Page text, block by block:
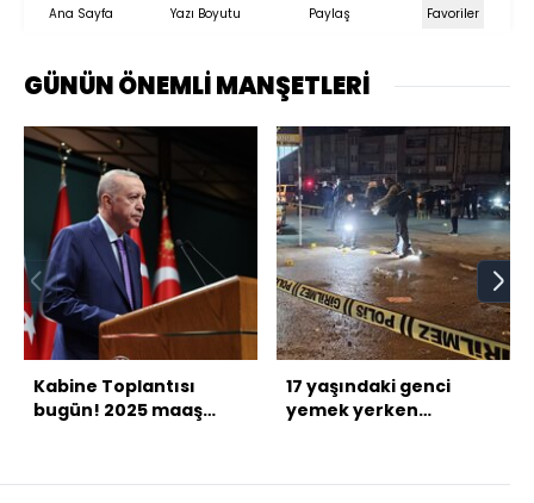
Ana Sayfa Yazı Boyutu Paylaş Favoriler
GÜNÜN ÖNEMLİ MANŞETLERİ
Kabine Toplantısı
bugün! 2025 maaş
17 yaşındaki genci
yemek yerken